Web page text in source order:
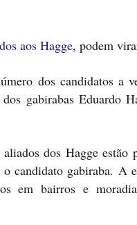
aos Hagge, podem
dos candidatos a
gabirabas Eduardo
dos Hagge
gabiraba. A
em bairros e